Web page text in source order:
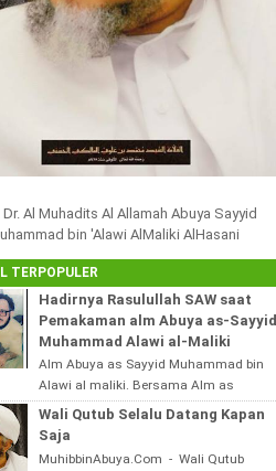
Dr. Al Muhadits Al Allamah Abuya Sayyid
bin 'Alawi AlMaliki AlHasani
TERPOPULER
Hadirnya Rasulullah SAW saat
Pemakaman alm Abuya as-Sayyid
Muhammad Alawi al-Maliki
Alm Abuya as Sayyid Muhammad bin
Alawi al maliki. Bersama Alm as
Syaekh KH. HASAN IRAQIE, Ponpes Al
Haramain duwa' pote Sampang
Madura...
Wali Qutub Selalu Datang Kapan
Saja
MuhibbinAbuya.Com - Wali Qutub